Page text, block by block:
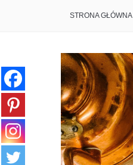
STRONA GŁÓWNA